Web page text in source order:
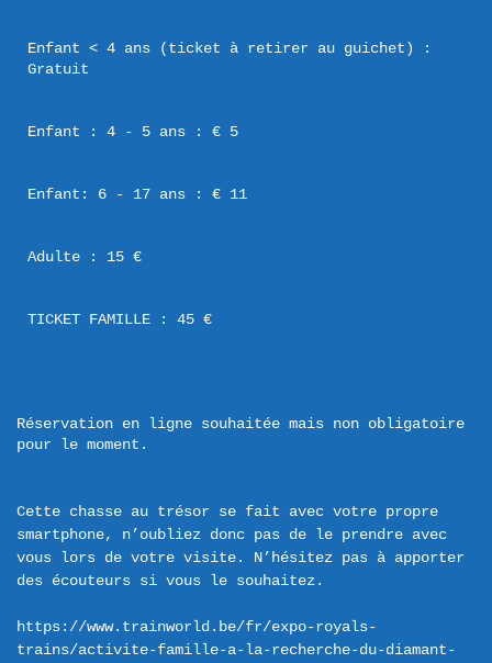
Enfant < 4 ans (ticket à retirer au guichet) :
Gratuit
Enfant : 4 - 5 ans : € 5
Enfant: 6 - 17 ans : € 11
Adulte : 15 €
TICKET FAMILLE : 45 €
Réservation en ligne souhaitée mais non obligatoire
pour le moment.
Cette chasse au trésor se fait avec votre propre
smartphone, n’oubliez donc pas de le prendre avec
vous lors de votre visite. N’hésitez pas à apporter
des écouteurs si vous le souhaitez.
https://www.trainworld.be/fr/expo-royals-
trains/activite-famille-a-la-recherche-du-diamant-